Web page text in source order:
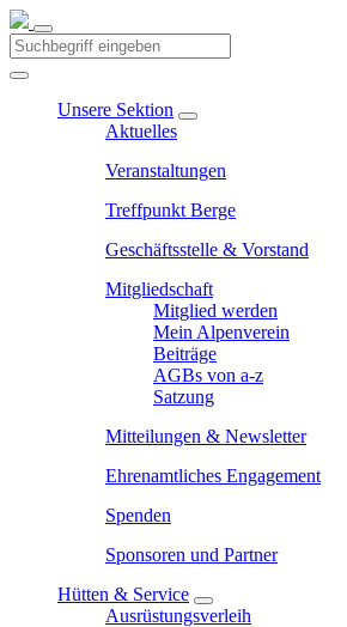
Unsere Sektion
Aktuelles
Veranstaltungen
Treffpunkt Berge
Geschäftsstelle & Vorstand
Mitgliedschaft
Mitglied werden
Mein Alpenverein
Beiträge
AGBs von a-z
Satzung
Mitteilungen & Newsletter
Ehrenamtliches Engagement
Spenden
Sponsoren und Partner
Hütten & Service
Ausrüstungsverleih